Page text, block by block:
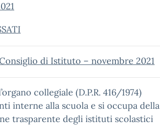
di Istituto – novembre 2021
collegiale (D.P.R. 416/1974)
interne alla scuola e si occupa della
trasparente degli istituti scolastici